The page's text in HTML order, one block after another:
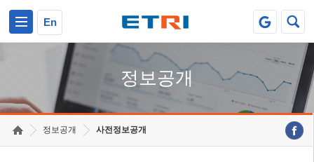
En
정보공개
정보공개 사전정보공개